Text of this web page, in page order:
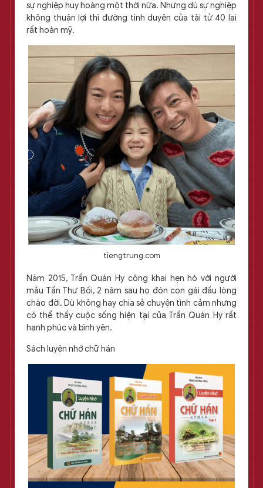
sự nghiệp huy hoàng một thời nữa. Nhưng dù sự nghiệp
không thuận lợi thì đường tình duyên của tài tử 40 lại
rất hoàn mỹ.
tiengtrung.com
Năm 2015, Trần Quán Hy công khai hẹn hò với người
mẫu Tần Thư Bồi, 2 năm sau họ đón con gái đầu lòng
chào đời. Dù không hay chia sẻ chuyện tình cảm nhưng
có thể thấy cuộc sống hiện tại của Trần Quán Hy rất
hạnh phúc và bình yên.
Sách luyện nhớ chữ hán